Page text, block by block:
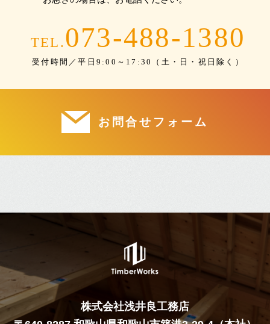
TEL.073-488-1380
受付時間／平日9:00～17:30（土・日・祝日除く）
お問合せフォーム
株式会社浅井良工務店